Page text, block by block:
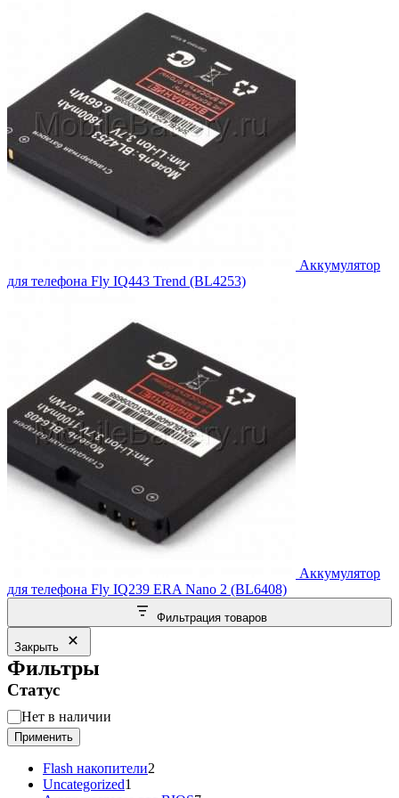
Аккумулятор
для телефона Fly IQ443 Trend (BL4253)
Аккумулятор
для телефона Fly IQ239 ERA Nano 2 (BL6408)
Фильтрация товаров
Закрыть
Фильтры
Статус
Статус
Нет в наличии
Применить
Flash накопители2
Uncategorized1